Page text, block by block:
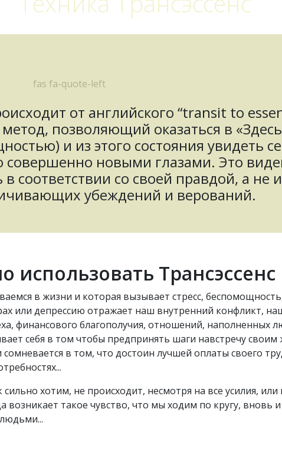
fas fa-quote-left
от английского “transit to
позволяющий оказаться в
и из этого состояния увидеть
совершенно новыми глазами. Это
со своей правдой, а не
убеждений и верований.
Трансэссенс
в жизни и которая вызывает стресс,
или депрессию отражает наш внутренний конфликт,
финансового благополучия, отношений, наполненных
себя в том чтобы предпринять шаги навстречу своим
в том, что достоин лучшей оплаты своего
хотим, не происходит, несмотря на все усилия, или
возникает такое чувство, что мы ходим по кругу, вновь